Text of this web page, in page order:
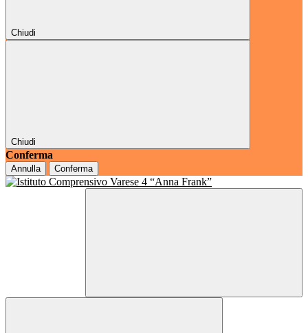
Chiudi
Chiudi
Conferma
Annulla Conferma